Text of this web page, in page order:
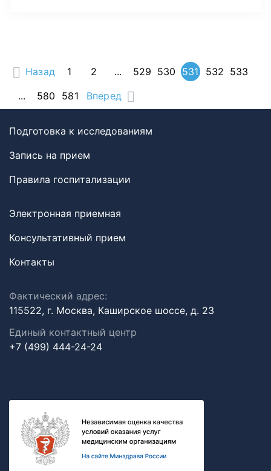
Назад 1 2 ... 529 530 531 532 533
...
580 581 Вперед
Подготовка к исследованиям
Запись на прием
Правила госпитализации
Электронная приемная
Консультативный прием
Контакты
Фактический адрес:
115522, г. Москва, Каширское шоссе, д. 23
Единый контактный центр
+7 (499) 444-24-24